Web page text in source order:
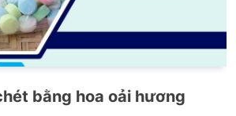
bằng hoa oải hương